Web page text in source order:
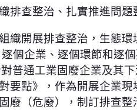
排查整治、扎實推進問
織開展排查整治，生態
個企業、逐個環節和逐
普通工業固廢企業及其
要點》，作為開展企業
廢（危廢），制訂排查